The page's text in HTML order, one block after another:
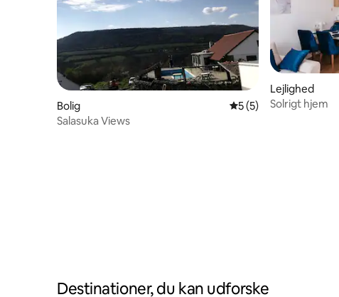
Bolig 5 ud af 5 i
5 (5)
Salasuka Views
Lejlighed
Solrigt hjem
Destinationer, du kan udforske